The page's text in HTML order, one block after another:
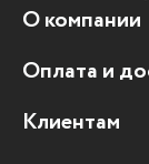
О компании
Наши клиенты
Отзывы клиентов
Оплата и
Оплата и
Клиентам